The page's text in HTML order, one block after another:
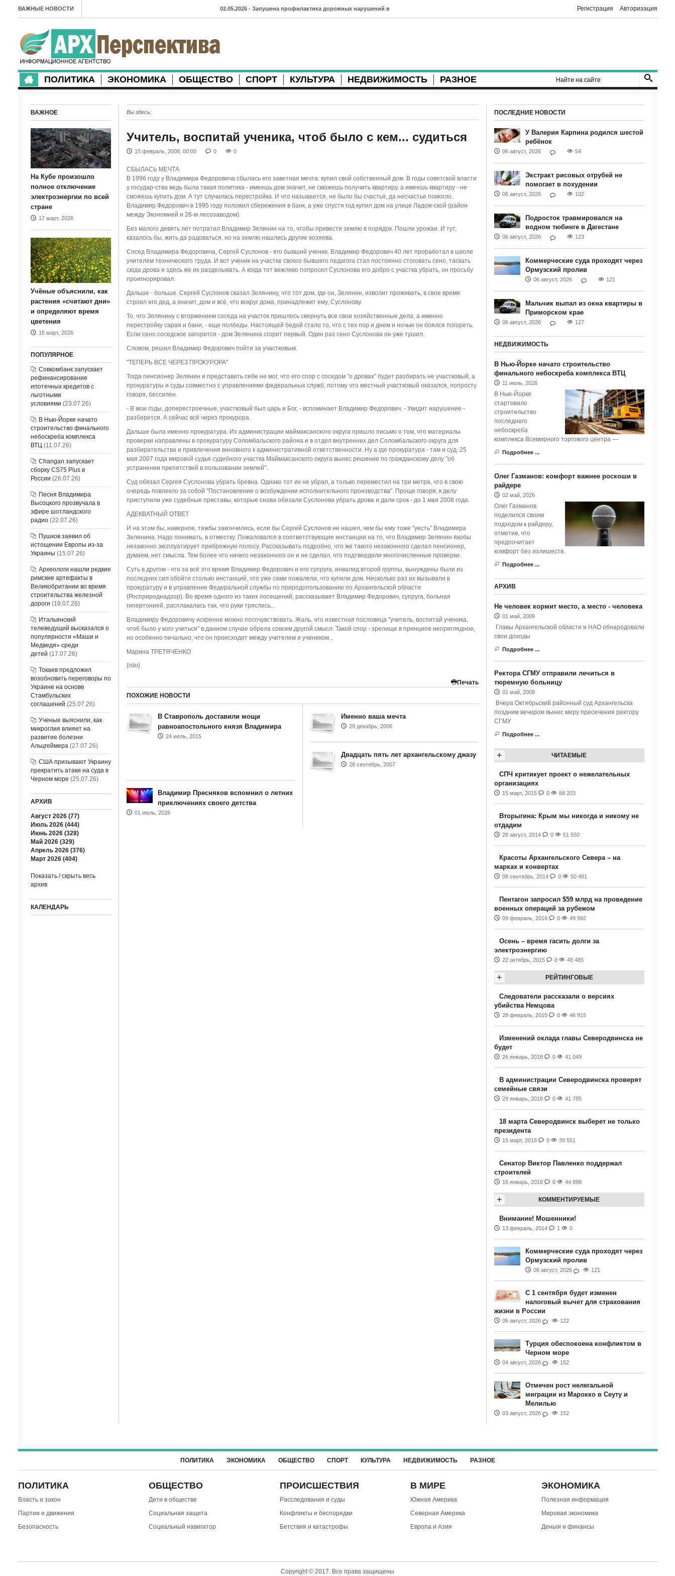
ВАЖНЫЕ НОВОСТИ 02.05.2026 - Запушена профилактика дорожных нарушений в
27.04.2026 - Губернатор Архангельской области контролирует
23.04.2026 - Детский экологический форум усилит
продолжают затруднять движение
21.04.2026 - Выгуливание собак: правила и штрафы в России
18.04.2026 - Мобильные комплексы фотофиксации Vitronic
появились в Монтгомери
Регистрация Авторизация
ПОЛИТИКА ЭКОНОМИКА ОБЩЕСТВО СПОРТ КУЛЬТУРА НЕДВИЖИМОСТЬ РАЗНОЕ
Вы здесь:
Учитель, воспитай ученика, чтоб было с кем... судиться
15 февраль, 2008, 00:00 0 0
СБЫЛАСЬ МЕЧТА
В 1996 году у Владимира Федоровича сбылась его заветная мечта: купил свой собственный дом. В годы советской власти
у государ-ства ведь была такая политика - имеешь дом значит, не сможешь получить квартиру, а имеешь квартиру - не
сможешь купить дом. А тут случилась перестройка. И что называется, не было бы счастья, да несчастье помогло.
Владимир Федорович в 1995 году положил сбережения в банк, а уже спустя год купил дом на улице Ладож-ской (район
между Экономией и 26-м лесозаводом).
Без малого девять лет потратил Владимир Зелянин на то, чтобы привести землю в порядок. Пошли урожаи. И тут,
казалось бы, жить да радоваться, но на землю нашлись другие хозяева.
Сосед Владимира Федоровича, Сергей Суслонов - его бывший ученик. Владимир Федорович 40 лет проработал в школе
учителем технического труда. И вот ученик на участке своего бывшего педагога стал постоянно стоговать сено, таскать
сюда дрова и здесь же их разделывать. А когда тот вежливо попросил Суслонова его добро с участка убрать, он просьбу
проигнорировал.
Дальше - больше. Сергей Суслонов сказал Зелянину, что тот дом, где он, Зелянин, изволит проживать, в свое время
строил его дед, а значит, дом и всё, что вокруг дома, принадлежит ему, Суслонову.
То, что Зелянину с вторжением соседа на участок пришлось свернуть все свои хозяйственные дела, а именно
перестройку сарая и бани, - еще полбеды. Настоящей бедой стало то, что с тех пор и днем и ночью он боялся погореть.
Если сено соседское загорится - дом Зелянина сгорит первый. Один раз сено Суслонова он уже тушил.
Словом, решил Владимир Федорович пойти за участковым.
"ТЕПЕРЬ ВСЕ ЧЕРЕЗ ПРОКУРОРА"
Тогда пенсионер Зелянин и представить себе не мог, что его спор с соседом "о дровах" будет разбирать не участковый, а
прокуратуры и суды совместно с управлениями федеральных служб, потому что местный участковый оказался, попросту
говоря, бессилен.
- В мои годы, доперестроечные, участковый был царь и Бог, - вспоминает Владимир Федорович. - Увидит нарушение -
разберется. А сейчас всё через прокурора.
Дальше была именно прокуратура. Из администрации маймаксанского округа пришло письмо о том, что материалы
проверки направлены в прокуратуру Соломбальского района и в отдел внутренних дел Соломбальского округа для
разбирательства и привлечения виновного к административной ответственности. Ну а где прокуратура - там и суд. 25
мая 2007 года мировой судья судебного участка Маймаксанского округа вынес решение по гражданскому делу "об
устранении препятствий в пользовании землей".
Суд обязал Сергея Суслонова убрать бревна. Однако тот их не убрал, а только переместил на три метра, что в свою
очередь повлекло за собой "Постановление о возбуждении исполнительного производства". Проще говоря, к делу
приступили уже судебные приставы, которые снова обязали Суслонова убрать дрова и дали срок - до 1 мая 2008 года.
АДЕКВАТНЫЙ ОТВЕТ
И на этом бы, наверное, тяжбы закончились, если бы Сергей Суслонов не нашел, чем бы ему тоже "уесть" Владимира
Зелянина. Надо понимать, в отместку. Пожаловался в соответствующие инстанции на то, что Владимир Зелянин якобы
незаконно эксплуатирует прибрежную полосу. Рассказывать подробно, что же такого незаконного сделал пенсионер,
думаем, нет смысла. Тем более что ничего незаконного он и не сделал, что подтвердили многочисленные проверки.
Суть в другом - что за всё это время Владимир Федорович и его супруга, инвалид второй группы, вынуждены были из
последних сил обойти столько инстанций, что уже сами пожалели, что купили дом. Несколько раз их вызывали в
прокуратуру и в управление Федеральной службы по природопользованию по Архангельской области
(Росприроднадзор). Во время одного из таких посещений, рассказывает Владимир Федорович, супруга, больная
гипертонией, расплакалась так, что руки тряслись...
Владимиру Федоровичу искренне можно посочувствовать. Жаль, что известная пословица "учитель, воспитай ученика,
чтоб было у кого учиться" в данном случае обрела совсем другой смысл. Такой спор - зрелище в принципе неприглядное,
но особенно печально, что он происходит между учителем и учеником...
Марина ТРЕТЯЧЕНКО
{isto}
Печать
ПОХОЖИЕ НОВОСТИ
В Ставрополь доставили мощи
равноапостольного князя Владимира
24 июль, 2015
Именно ваша мечта
29 декабрь, 2006
Двадцать пять лет архангельскому джазу
28 сентябрь, 2007
Владимир Пресняков вспомнил о летних
приключениях своего детства
01 июль, 2026
ПОСЛЕДНИЕ НОВОСТИ
У Валерия Карпина родился шестой
ребёнок
06 август, 2026 54
Экстракт рисовых отрубей не
помогает в похудении
06 август, 2026 102
Подросток травмировался на
водном тюбинге в Дагестане
06 август, 2026 123
Коммерческие суда проходят через
Ормузский пролив
06 август, 2026 121
Мальчик выпал из окна квартиры в
Приморском крае
06 август, 2026 127
НЕДВИЖИМОСТЬ
В Нью-Йорке начато строительство
финального небоскреба комплекса ВТЦ
11 июль, 2026
В Нью-Йорке
стартовало
строительство
последнего
небоскреба
комплекса Всемирного торгового центра —
Подробнее ...
Олег Газманов: комфорт важнее роскоши в
райдере
02 май, 2026
Олег Газманов
поделился своим
подходом к райдеру,
отметив, что
предпочитает
комфорт без излишеств.
Подробнее ...
АРХИВ
Не человек кормит место, а место - человека
01 май, 2009
Главы Архангельской области и НАО обнародовали
свои доходы
Подробнее ...
Ректора СГМУ отправили лечиться в
тюремную больницу
01 май, 2009
Вчера Октябрьский районный суд Архангельска
поздним вечером вынес меру пресечения ректору
СГМУ
Подробнее ...
ЧИТАЕМЫЕ
+
СПЧ критикует проект о нежелательных
организациях
15 март, 2015 0 68 203
Вторыгина: Крым мы никогда и никому не
отдадим
28 август, 2014 0 51 550
Красоты Архангельского Севера – на
марках и конвертах
08 сентябрь, 2014 0 50 481
Пентагон запросил $59 млрд на проведение
военных операций за рубежом
09 февраль, 2016 0 49 992
Осень – время гасить долги за
электроэнергию
22 октябрь, 2015 0 48 485
РЕЙТИНГОВЫЕ
+
Следователи рассказали о версиях
убийства Немцова
28 февраль, 2015 0 46 915
Изменений оклада главы Северодвинска не
будет
26 январь, 2018 0 41 049
В администрации Северодвинска проверят
семейные связи
29 январь, 2018 0 41 785
18 марта Северодвинск выберет не только
президента
15 март, 2018 0 39 551
Сенатор Виктор Павленко поддержал
строителей
16 январь, 2018 0 44 898
КОММЕНТИРУЕМЫЕ
+
Внимание! Мошенники!
13 февраль, 2014 1 0
Коммерческие суда проходят через
Ормузский пролив
06 август, 2026 121
С 1 сентября будет изменен
налоговый вычет для страхования
жизни в России
05 август, 2026 122
Турция обеспокоена конфликтом в
Черном море
04 август, 2026 152
Отмечен рост нелегальной
миграции из Марокко в Сеуту и
Мелилью
03 август, 2026 152
ВАЖНОЕ
На Кубе произошло
полное отключение
электроэнергии по всей
стране
17 март, 2026
Учёные объяснили, как
растения «считают дни»
и определяют время
цветения
16 март, 2026
ПОПУЛЯРНОЕ
Совкомбанк запускает
рефинансирование
ипотечных кредитов с
льготными
условиями (23.07.26)
В Нью-Йорке начато
строительство финального
небоскреба комплекса
ВТЦ(11.07.26)
Changan запускает
сборку CS75 Plus в
России (26.07.26)
Песня Владимира
Высоцкого прозвучала в
эфире шотландского
радио(22.07.26)
Пушков заявил об
истощении Европы из-за
Украины (15.07.26)
Археологи нашли редкие
римские артефакты в
Великобритании во время
строительства железной
дороги (19.07.26)
Итальянский
телеведущий высказался о
популярности «Маши и
Медведя» среди
детей (17.07.26)
Токаев предложил
возобновить переговоры по
Украине на основе
Стамбульских
соглашений (25.07.26)
Ученые выяснили, как
микроглия влияет на
развитие болезни
Альцгеймера(27.07.26)
США призывают Украину
прекратить атаки на суда в
Черном море (25.07.26)
АРХИВ
Август 2026 (77)
Июль 2026 (444)
Июнь 2026 (328)
Май 2026 (329)
Апрель 2026 (376)
Март 2026 (404)
Показать / скрыть весь
архив
КАЛЕНДАРЬ
ПОЛИТИКА ЭКОНОМИКА ОБЩЕСТВО СПОРТ КУЛЬТУРА НЕДВИЖИМОСТЬ РАЗНОЕ
ПОЛИТИКА
Власть и закон
Партии и движения
Безопасность
ОБЩЕСТВО
Дети в обществе
Социальная защита
Социальный навигатор
ПРОИСШЕСТВИЯ
Расследования и суды
Конфликты и беспорядки
Бетствия и катастрофы
В МИРЕ
Южная Америка
Северная Америка
Европа и Азия
ЭКОНОМИКА
Полезная информация
Мировая экономика
Деньги и финансы
Copyright © 2017. Все права защищены